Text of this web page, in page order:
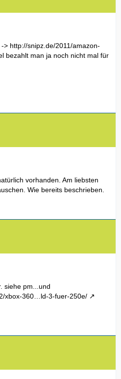
-> http://snipz.de/2011/amazon-
bezahlt man ja noch nicht mal für
vorhanden. Am liebsten
Wie bereits beschrieben.
siehe pm...und
xbox-360…ld-3-fuer-250e/